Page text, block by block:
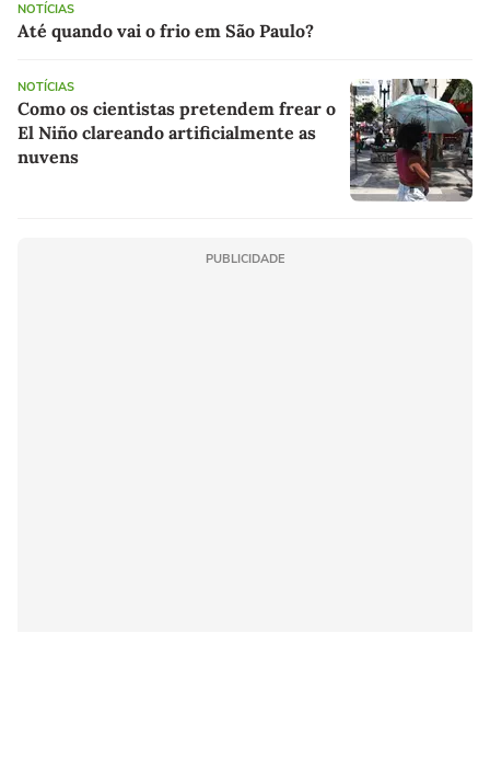
NOTÍCIAS
Até quando vai o frio em São Paulo?
NOTÍCIAS
Como os cientistas pretendem frear o
El Niño clareando artificialmente as
nuvens
PUBLICIDADE